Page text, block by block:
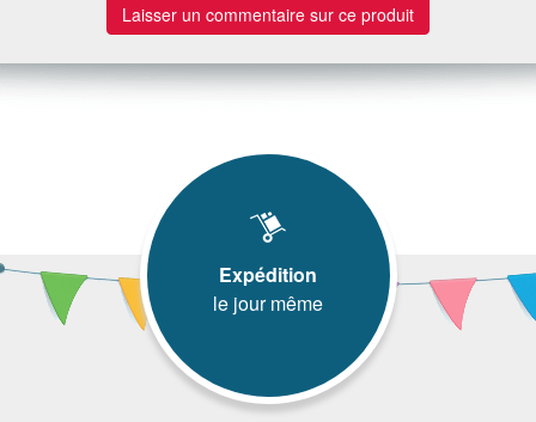
Laisser un commentaire sur ce produit
Expédition
le jour même